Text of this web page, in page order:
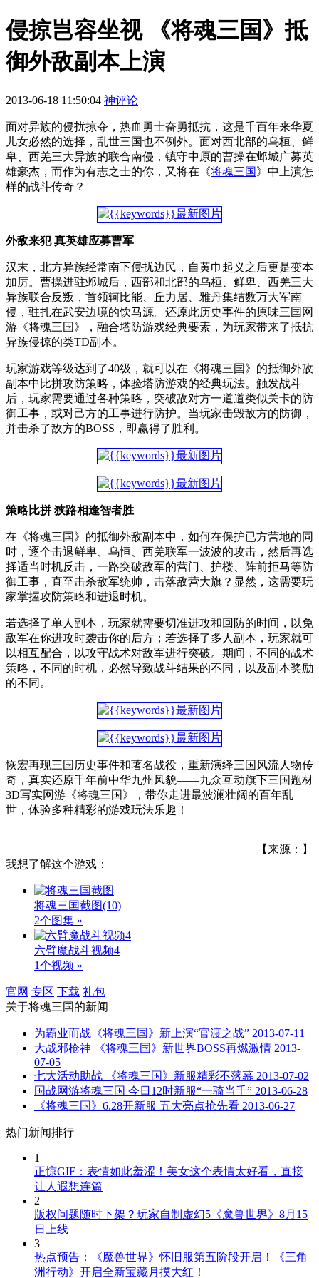
侵掠岂容坐视 《将魂三国》抵
御外敌副本上演
2013-06-18 11:50:04 神评论
面对异族的侵扰掠夺，热血勇士奋勇抵抗，这是千百年来华夏
儿女必然的选择，乱世三国也不例外。面对西北部的乌桓、鲜
卑、西羌三大异族的联合南侵，镇守中原的曹操在邺城广募英
雄豪杰，而作为有志之士的你，又将在《将魂三国》中上演怎
样的战斗传奇？
外敌来犯 真英雄应募曹军
汉末，北方异族经常南下侵扰边民，自黄巾起义之后更是变本
加厉。曹操进驻邺城后，西部和北部的乌桓、鲜卑、西羌三大
异族联合反叛，首领轲比能、丘力居、雅丹集结数万大军南
侵，驻扎在武安边境的饮马源。还原此历史事件的原味三国网
游《将魂三国》，融合塔防游戏经典要素，为玩家带来了抵抗
异族侵掠的类TD副本。
玩家游戏等级达到了40级，就可以在《将魂三国》的抵御外敌
副本中比拼攻防策略，体验塔防游戏的经典玩法。触发战斗
后，玩家需要通过各种策略，突破敌对方一道道类似关卡的防
御工事，或对己方的工事进行防护。当玩家击毁敌方的防御，
并击杀了敌方的BOSS，即赢得了胜利。
策略比拼 狭路相逢智者胜
在《将魂三国》的抵御外敌副本中，如何在保护已方营地的同
时，逐个击退鲜卑、乌恒、西羌联军一波波的攻击，然后再选
择适当时机反击，一路突破敌军的营门、护楼、阵前拒马等防
御工事，直至击杀敌军统帅，击落敌营大旗？显然，这需要玩
家掌握攻防策略和进退时机。
若选择了单人副本，玩家就需要切准进攻和回防的时间，以免
敌军在你进攻时袭击你的后方；若选择了多人副本，玩家就可
以相互配合，以攻守战术对敌军进行突破。期间，不同的战术
策略，不同的时机，必然导致战斗结果的不同，以及副本奖励
的不同。
恢宏再现三国历史事件和著名战役，重新演绎三国风流人物传
奇，真实还原千年前中华九州风貌——九众互动旗下三国题材
3D写实网游《将魂三国》，带你走进最波澜壮阔的百年乱
世，体验多种精彩的游戏玩法乐趣！
【来源：】
我想了解这个游戏：
将魂三国截图(10)
2个图集 »
六臂魔战斗视频4
1个视频 »
官网 专区 下载 礼包
关于将魂三国的新闻
为霸业而战《将魂三国》新上演“官渡之战” 2013-07-11
大战邪枪神 《将魂三国》新世界BOSS再燃激情 2013-
07-05
七大活动助战 《将魂三国》新服精彩不落幕 2013-07-02
国战网游将魂三国 今日12时新服“一骑当千” 2013-06-28
《将魂三国》6.28开新服 五大亮点抢先看 2013-06-27
热门新闻排行
1
正惊GIF：表情如此羞涩！美女这个表情太好看，直接
让人遐想连篇
2
版权问题随时下架？玩家自制虚幻5《魔兽世界》8月15
日上线
3
热点预告：《魔兽世界》怀旧服第五阶段开启！《三角
洲行动》开启全新宝藏月摸大红！